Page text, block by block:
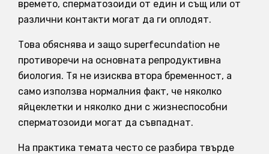
времето, сперматозоиди от един и същ или от
различни контакти могат да ги оплодят.
Това обяснява и защо superfecundation не
противоречи на основната репродуктивна
биология. Тя не изисква втора бременност, а
само използва нормалния факт, че няколко
яйцеклетки и няколко дни с жизнеспособни
сперматозоиди могат да съвпаднат.
На практика темата често се разбира твърде